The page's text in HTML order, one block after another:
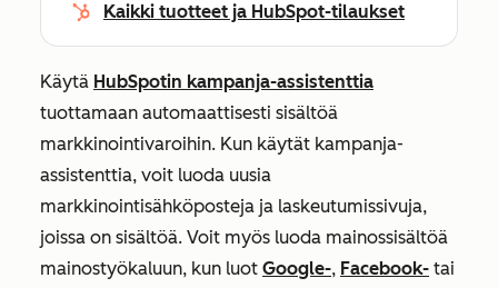
Kaikki tuotteet ja HubSpot-tilaukset
Käytä HubSpotin kampanja-assistenttia
tuottamaan automaattisesti sisältöä
markkinointivaroihin. Kun käytät kampanja-
assistenttia, voit luoda uusia
markkinointisähköposteja ja laskeutumissivuja,
joissa on sisältöä. Voit myös luoda mainossisältöä
mainostyökaluun, kun luot Google-, Facebook- tai